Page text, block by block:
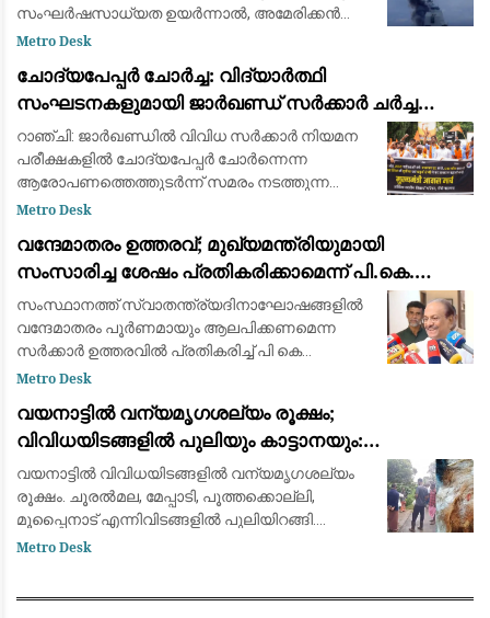
സംഘർഷസാധ്യത ഉയർന്നാൽ, അമേരിക്കൻ
നാവികസേനയെയും സഖ്യകക്ഷികളെയും
വിനാശകാരിയായ ഹൈപ്പർസോണിക്
Metro Desk
ചോദ്യപേപ്പർ ചോർച്ച: വിദ്യാർത്ഥി
സംഘടനകളുമായി ജാർഖണ്ഡ് സർക്കാർ ചർച്ച
നടത്തി; സമരം തുടരുമെന്ന് ഉദ്യോഗാർത്ഥികൾ
റാഞ്ചി: ജാർഖണ്ഡിൽ വിവിധ സർക്കാർ നിയമന
പരീക്ഷകളിൽ ചോദ്യപേപ്പർ ചോർന്നെന്ന
ആരോപണത്തെത്തുടർന്ന് സമരം നടത്തുന്ന
വിദ്യാർത്ഥി പ്രതിനിധികളുമായി സംസ്ഥാന
അഞ്ചംഗ സർക്കാർ
Metro Desk
വന്ദേമാതരം ഉത്തരവ്; മുഖ്യമന്ത്രിയുമായി
സംസാരിച്ച ശേഷം പ്രതികരിക്കാമെന്ന് പി.കെ.
കുഞ്ഞാലിക്കുട്ടി: നിലപാടിൽ മാറ്റമില്ല
സംസ്ഥാനത്ത് സ്വാതന്ത്ര്യദിനാഘോഷങ്ങളിൽ
വന്ദേമാതരം പൂർണമായും ആലപിക്കണമെന്ന
സർക്കാർ ഉത്തരവിൽ പ്രതികരിച്ച് പി കെ
കുഞ്ഞാലിക്കുട്ടി. സർക്കാർ നിലപാടിൽ
പൂർണ്ണമായും ച
Metro Desk
വയനാട്ടിൽ വന്യമൃഗശല്യം രൂക്ഷം;
വിവിധയിടങ്ങളിൽ പുലിയും കാട്ടാനയും:
ആശങ്കയിൽ ജനങ്ങൾ
വയനാട്ടിൽ വിവിധയിടങ്ങളിൽ വന്യമൃഗശല്യം
രൂക്ഷം. ചൂരൽമല, മേപ്പാടി, പൂത്തക്കൊല്ലി,
മൂപ്പൈനാട് എന്നിവിടങ്ങളിൽ പുലിയിറങ്ങി.
ചീരാലിൽ കടുവ ആടിനെ കൊന്നു. അതേസമയം,
Metro Desk